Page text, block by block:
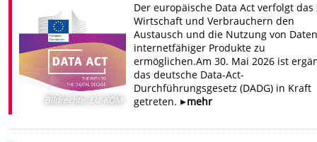
Bildrechte: EU-KOM
Der europäische Data Act verfolgt das
Wirtschaft und Verbrauchern den
Austausch und die Nutzung von
internetfähiger Produkte zu
ermöglichen.Am 30. Mai 2026 ist
das deutsche Data-Act-
Durchführungsgesetz (DADG) in Kraft
getreten.
mehr